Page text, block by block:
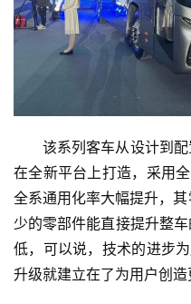
该系列客车从设计到
在全新平台上打造，采用
全系通用化率大幅提升，
少的零部件能直接提升整
低，可以说，技术的进步
升级就建立在了为用户创造